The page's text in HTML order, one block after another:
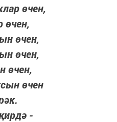
өчен,
өчен,
өчен,
өчен,
өчен,
өчен
-